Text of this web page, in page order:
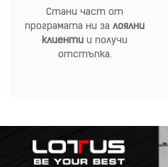
Стани част от
програмата ни за лоялни
клиенти и получи
отстъпка.